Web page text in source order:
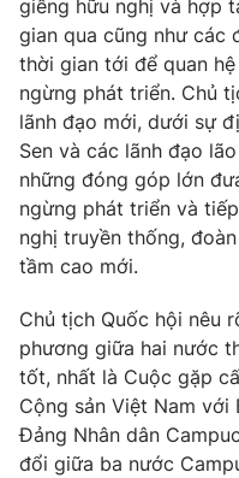
Liên hệ tòa soạn
THỜI BÁO VTV
Theo dõi báo trên
Cơ quan chủ quản:Đài
Cơ quan báo chí: Thời báo
Giấy phép hoạt động báo
cấp ngày 29/12/2023
Tổng Biên tập:Vũ Thanh
giềng hữu nghị và hợp
gian qua cũng như các
thời gian tới để quan
ngừng phát triển. Chủ
lãnh đạo mới, dưới sự
Sen và các lãnh đạo
những đóng góp lớn
ngừng phát triển và
nghị truyền thống,
tầm cao mới.
Chủ tịch Quốc hội nêu
phương giữa hai nước
tốt, nhất là Cuộc gặp
Cộng sản Việt Nam với
Đảng Nhân dân
đổi giữa ba nước